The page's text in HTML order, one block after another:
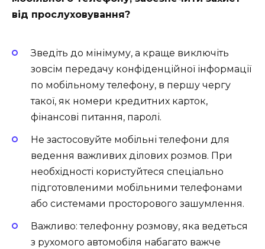
від прослуховування?
Зведіть до мінімуму, а краще виключіть
зовсім передачу конфіденційної інформації
по мобільному телефону, в першу чергу
такої, як номери кредитних карток,
фінансові питання, паролі.
Не застосовуйте мобільні телефони для
ведення важливих ділових розмов. При
необхідності користуйтеся спеціально
підготовленими мобільними телефонами
або системами просторового зашумлення.
Важливо: телефонну розмову, яка ведеться
з рухомого автомобіля набагато важче